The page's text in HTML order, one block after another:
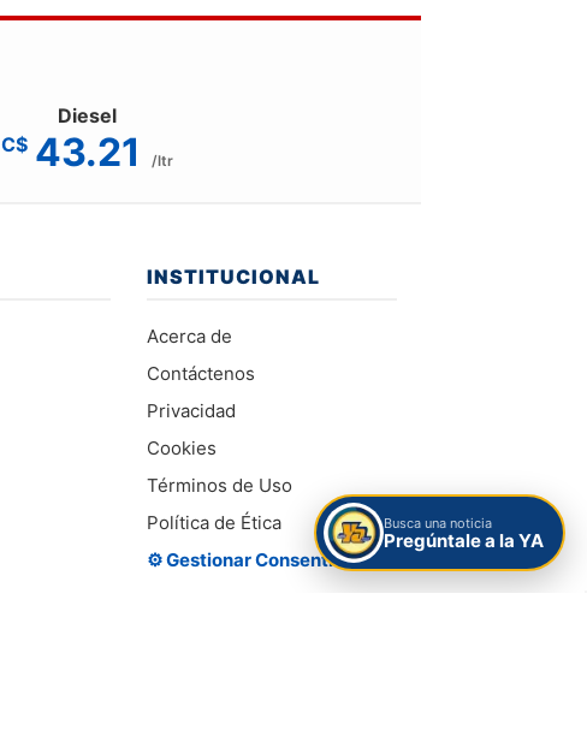
Busca una noticia
Pregúntale a la YA
Diesel
C$ 43.21 /ltr
INSTITUCIONAL
Acerca de
Contáctenos
Privacidad
Cookies
Términos de Uso
Política de Ética
⚙️ Gestionar Consentimiento